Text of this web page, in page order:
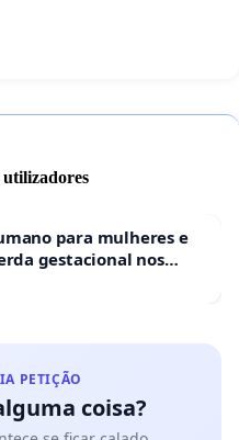
para mulheres e
gestacional nos
PETIÇÃO
coisa?